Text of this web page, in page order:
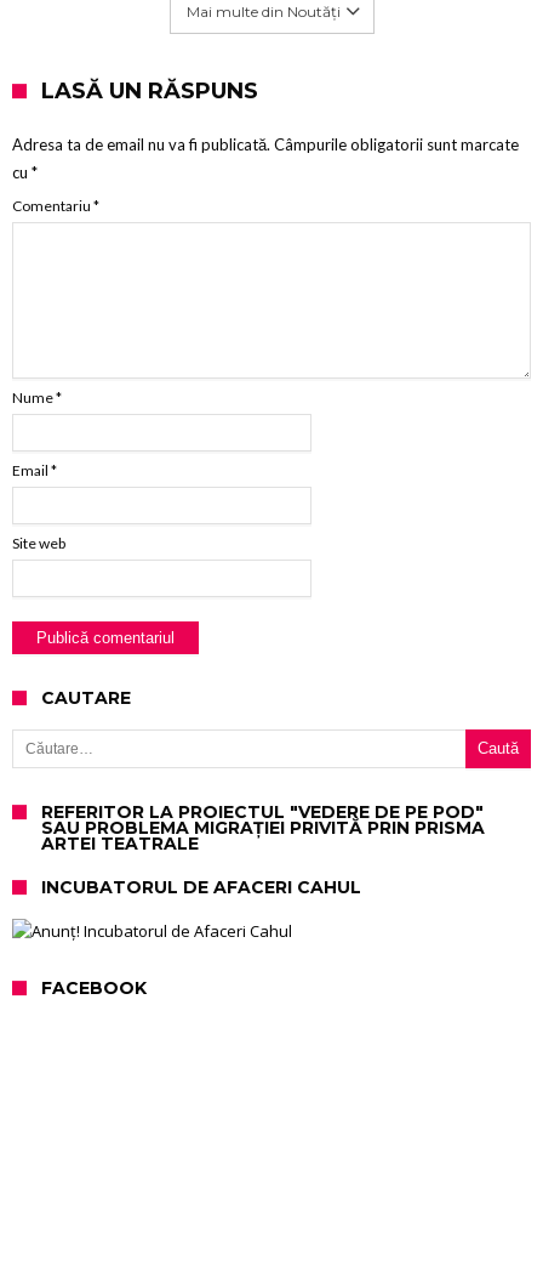
Mai multe din Noutăți
LASĂ UN RĂSPUNS
Adresa ta de email nu va fi publicată. Câmpurile obligatorii sunt marcate
cu *
Comentariu *
Nume*
Email *
Site web
CAUTARE
Caută după:
REFERITOR LA PROIECTUL "VEDERE DE PE POD"
SAU PROBLEMA MIGRAȚIEI PRIVITĂ PRIN PRISMA
ARTEI TEATRALE
INCUBATORUL DE AFACERI CAHUL
FACEBOOK